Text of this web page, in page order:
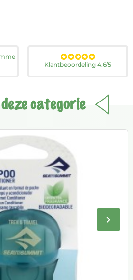
Klantbeoordeling 4.6/5
categorie
keyboard_arrow_right